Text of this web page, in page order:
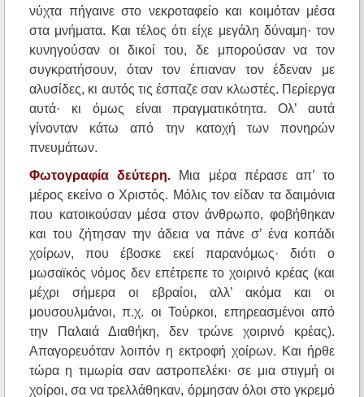
νύχτα πήγαινε στο νεκροταφείο και κοιμόταν μέσα
στα μνήματα. Και τέλος ότι είχε μεγάλη δύναμη· τον
κυνηγούσαν οι δικοί του, δε μπορούσαν να τον
συγκρατήσουν, όταν τον έπιαναν τον έδεναν με
αλυσίδες, κι αυτός τις έσπαζε σαν κλωστές. Περίεργα
αυτά· κι όμως είναι πραγματικότητα. Ολ’ αυτά
γίνονταν κάτω από την κατοχή των πονηρών
πνευμάτων.
Φωτογραφία δεύτερη.
Μια μέρα πέρασε απ’ το
μέρος εκείνο ο Χριστός. Μόλις τον είδαν τα δαιμόνια
που κατοικούσαν μέσα στον άνθρωπο, φοβήθηκαν
και του ζήτησαν την άδεια να πάνε σ’ ένα κοπάδι
χοίρων, που έβοσκε εκεί παρανόμως· διότι ο
μωσαϊκός νόμος δεν επέτρεπε το χοιρινό κρέας (και
μέχρι σήμερα οι εβραίοι, αλλ’ ακόμα και οι
μουσουλμάνοι, π.χ. οι Τούρκοι, επηρεασμένοι από
την Παλαιά Διαθήκη, δεν τρώνε χοιρινό κρέας).
Απαγορευόταν λοιπόν η εκτροφή χοίρων. Και ήρθε
τώρα η τιμωρία σαν αστροπελέκι· σε μια στιγμή οι
χοίροι, σα να τρελλάθηκαν, όρμησαν όλοι στο γκρεμό